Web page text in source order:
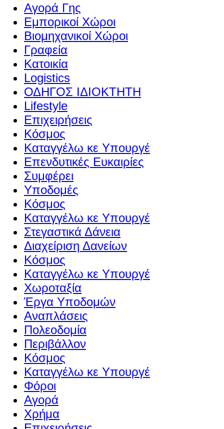
Αγορά Γης
Εμπορικοί Χώροι
Βιομηχανικοί Χώροι
Γραφεία
Κατοικία
Logistics
ΟΔΗΓΟΣ ΙΔΙΟΚΤΗΤΗ
Lifestyle
Επιχειρήσεις
Κόσμος
Καταγγέλω κε Υπουργέ
Επενδυτικές Ευκαιρίες
Συμφέρει
Υποδομές
Κόσμος
Καταγγέλω κε Υπουργέ
Στεγαστικά Δάνεια
Διαχείριση Δανείων
Κόσμος
Καταγγέλω κε Υπουργέ
Χωροταξία
Έργα Υποδομών
Αναπλάσεις
Πολεοδομία
Περιβάλλον
Κόσμος
Καταγγέλω κε Υπουργέ
Φόροι
Αγορά
Χρήμα